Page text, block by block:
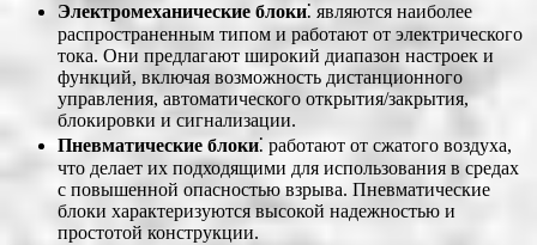
Электромеханические блоки⁚ являются наиболее
распространенным типом и работают от электрического
тока. Они предлагают широкий диапазон настроек и
функций, включая возможность дистанционного
управления, автоматического открытия/закрытия,
блокировки и сигнализации.
Пневматические блоки⁚ работают от сжатого воздуха,
что делает их подходящими для использования в средах
с повышенной опасностью взрыва. Пневматические
блоки характеризуются высокой надежностью и
простотой конструкции.